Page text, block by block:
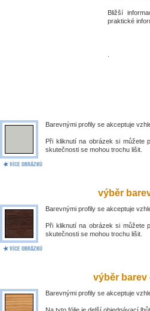
Bližší
praktické
Barevnými profily se akceptuje
Při kliknutí na obrázek si můžete
skutečnosti se mohou trochu lišit.
výběr
Barevnými profily se akceptuje
Při kliknutí na obrázek si můžete
skutečnosti se mohou trochu lišit.
výběr barev
Barevnými profily se akceptuje